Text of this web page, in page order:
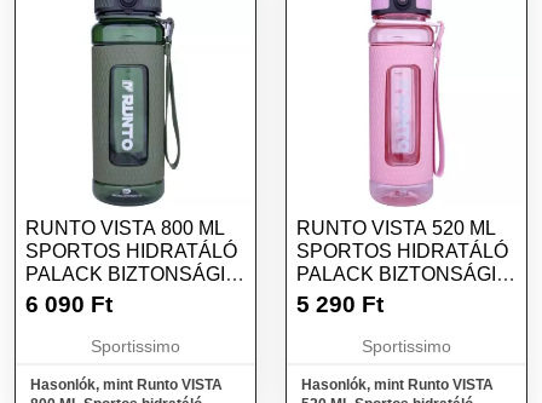
RUNTO VISTA 800 ML
SPORTOS HIDRATÁLÓ
PALACK BIZTONSÁGI
KUPAKKAL,
6 090 Ft
Sportissimo
Hasonlók, mint Runto VISTA
RUNTO VISTA 520 ML
SPORTOS HIDRATÁLÓ
PALACK BIZTONSÁGI
KUPAKKAL,
5 290 Ft
Sportissimo
Hasonlók, mint Runto VISTA